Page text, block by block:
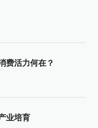
费活力何在？
业培育